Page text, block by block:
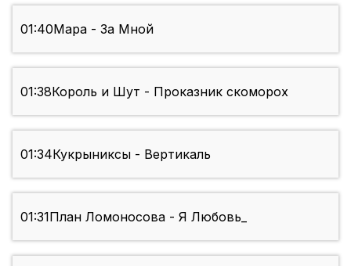
01:40Мара - За Мной
01:38Король и Шут - Проказник скоморох
01:34Кукрыниксы - Вертикаль
01:31План Ломоносова - Я Любовь_